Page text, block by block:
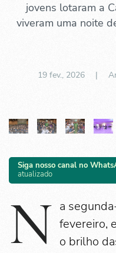
jovens lotaram a
viveram uma noite
19 fev., 2026 |
Siga nosso canal no
atualizado
N a
fevereiro,
o brilho